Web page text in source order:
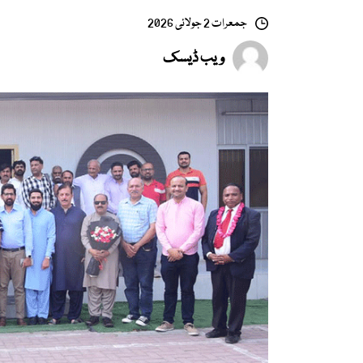
جمعرات 2 جولائی 2026
ویب ڈیسک